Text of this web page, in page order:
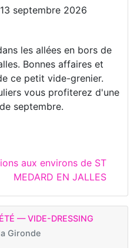
septembre 2026
les allées en bors de
Bonnes affaires et
ce petit vide-grenier.
vous profiterez d'une
septembre.
aux environs de ST
MEDARD EN JALLES
— VIDE-DRESSING
Gironde